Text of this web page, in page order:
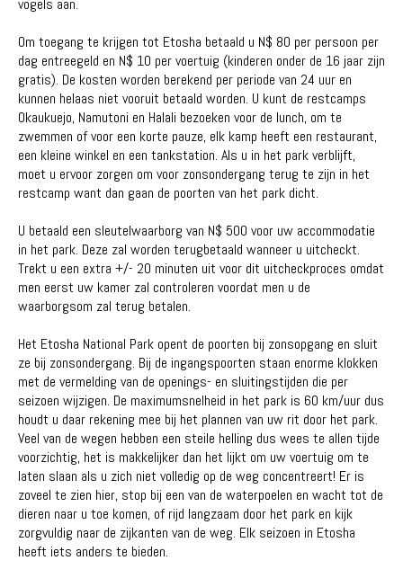
vogels aan.
Om toegang te krijgen tot Etosha betaald u N$ 80 per persoon per
dag entreegeld en N$ 10 per voertuig (kinderen onder de 16 jaar zijn
gratis). De kosten worden berekend per periode van 24 uur en
kunnen helaas niet vooruit betaald worden. U kunt de restcamps
Okaukuejo, Namutoni en Halali bezoeken voor de lunch, om te
zwemmen of voor een korte pauze, elk kamp heeft een restaurant,
een kleine winkel en een tankstation. Als u in het park verblijft,
moet u ervoor zorgen om voor zonsondergang terug te zijn in het
restcamp want dan gaan de poorten van het park dicht.
U betaald een sleutelwaarborg van N$ 500 voor uw accommodatie
in het park. Deze zal worden terugbetaald wanneer u uitcheckt.
Trekt u een extra +/- 20 minuten uit voor dit uitcheckproces omdat
men eerst uw kamer zal controleren voordat men u de
waarborgsom zal terug betalen.
Het Etosha National Park opent de poorten bij zonsopgang en sluit
ze bij zonsondergang. Bij de ingangspoorten staan enorme klokken
met de vermelding van de openings- en sluitingstijden die per
seizoen wijzigen. De maximumsnelheid in het park is 60 km/uur dus
houdt u daar rekening mee bij het plannen van uw rit door het park.
Veel van de wegen hebben een steile helling dus wees te allen tijde
voorzichtig, het is makkelijker dan het lijkt om uw voertuig om te
laten slaan als u zich niet volledig op de weg concentreert! Er is
zoveel te zien hier, stop bij een van de waterpoelen en wacht tot de
dieren naar u toe komen, of rijd langzaam door het park en kijk
zorgvuldig naar de zijkanten van de weg. Elk seizoen in Etosha
heeft iets anders te bieden.